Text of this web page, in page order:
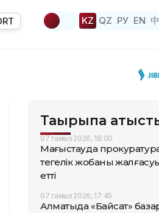
KZ QZ РУ EN
Тақырыпқа
07 тамыз 2026, 18:00
Маңғыстауда
теңгелік жобаның
етті
07 тамыз 2026, 17:45
Алматыда «Байсат»